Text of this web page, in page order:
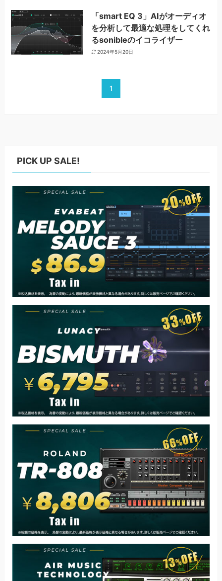
「smart EQ 3」AIがオーディオ
を分析して最適な処理をしてくれ
るsonibleのイコライザー
2024年5月20日
1
PICK UP SALE!